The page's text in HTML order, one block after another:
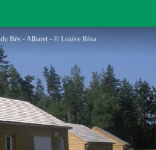
Bès - Albaret - © Lozère Résa